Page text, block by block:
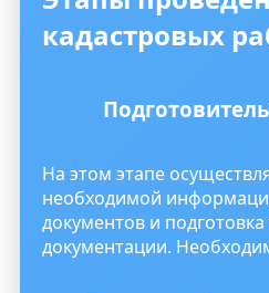
кадастровых
На этом этапе
необходимой
документов и
документации.